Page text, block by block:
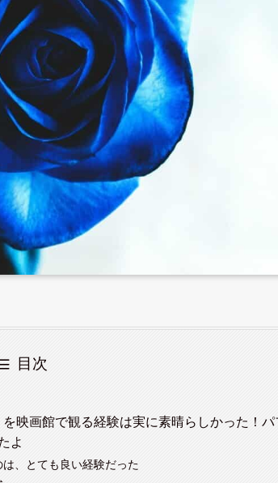
目次
映画館で観る経験は実に素晴らしかった！パ
よ
は、とても良い経験だった